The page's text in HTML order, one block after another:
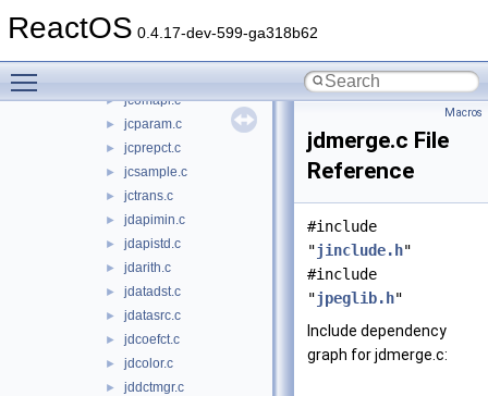
ReactOS 0.4.17-dev-599-ga318b62
► jcmainct.c
► jcomapi.c
► jcparam.c
► jcprepct.c
► jcsample.c
► jctrans.c
► jdapimin.c
► jdapistd.c
► jdarith.c
► jdatadst.c
► jdatasrc.c
► jdcoefct.c
► jdcolor.c
► jddctmgr.c
Macros
jdmerge.c File
Reference
#include
"jinclude.h"
#include
"jpeglib.h"
Include dependency
graph for jdmerge.c: